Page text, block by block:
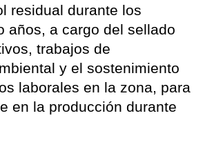
residual durante los
años, a cargo del sellado
trabajos de
y el sostenimiento
laborales en la zona, para
en la producción durante